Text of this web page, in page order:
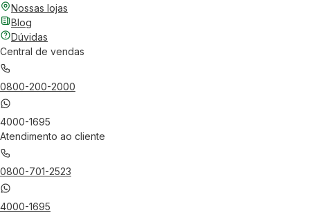
Nossas lojas
Blog
Dúvidas
Central de vendas
0800-200-2000
4000-1695
Atendimento ao cliente
0800-701-2523
4000-1695